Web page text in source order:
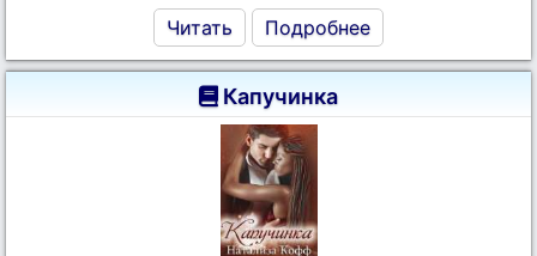
Читать Подробнее
Капучинка